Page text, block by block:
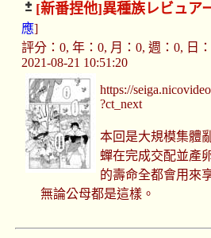
[新番捏他]異種族レビュア
應]
評分：0, 年：0, 月：0, 週：0, 日
2021-08-21 10:51:20
https://
?ct_next
本回是大規模集體
蟬在完成交配並產
的壽命全都會用來
無論公母都是這樣。